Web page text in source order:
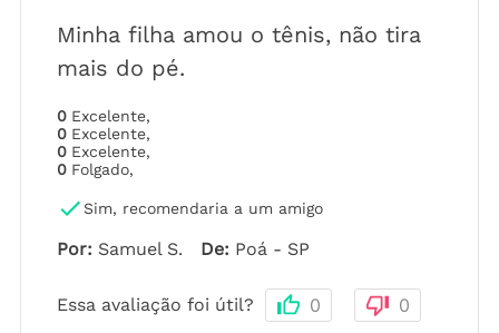
Minha filha amou o tênis, não tira
mais do pé.
0 Excelente,
0 Excelente,
0 Excelente,
0 Folgado,
Sim, recomendaria a um amigo
Por: Samuel S. De: Poá - SP
Essa avaliação foi útil? 0 0